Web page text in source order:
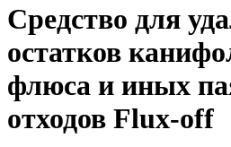
Средство для
остатков
флюса и иных
отходов Flux-off